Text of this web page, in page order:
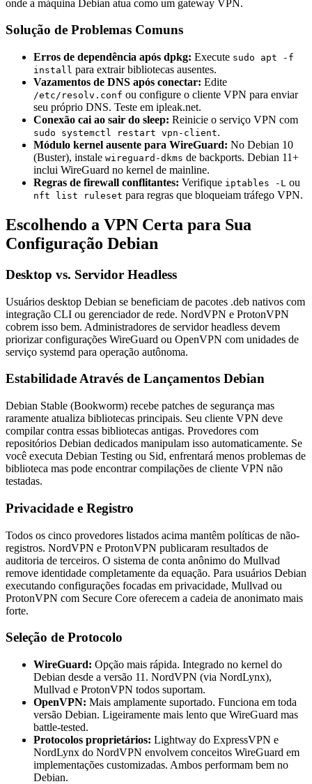
onde a máquina Debian atua como um gateway VPN.
Solução de Problemas Comuns
Erros de dependência após dpkg: Execute sudo apt -f
install para extrair bibliotecas ausentes.
Vazamentos de DNS após conectar: Edite
/etc/resolv.conf ou configure o cliente VPN para enviar
seu próprio DNS. Teste em ipleak.net.
Conexão cai ao sair do sleep: Reinicie o serviço VPN com
sudo systemctl restart vpn-client.
Módulo kernel ausente para WireGuard: No Debian 10
(Buster), instale wireguard-dkms de backports. Debian 11+
inclui WireGuard no kernel de mainline.
Regras de firewall conflitantes: Verifique iptables -L ou
nft list ruleset para regras que bloqueiam tráfego VPN.
Escolhendo a VPN Certa para Sua
Configuração Debian
Desktop vs. Servidor Headless
Usuários desktop Debian se beneficiam de pacotes .deb nativos com
integração CLI ou gerenciador de rede. NordVPN e ProtonVPN
cobrem isso bem. Administradores de servidor headless devem
priorizar configurações WireGuard ou OpenVPN com unidades de
serviço systemd para operação autônoma.
Estabilidade Através de Lançamentos Debian
Debian Stable (Bookworm) recebe patches de segurança mas
raramente atualiza bibliotecas principais. Seu cliente VPN deve
compilar contra essas bibliotecas antigas. Provedores com
repositórios Debian dedicados manipulam isso automaticamente. Se
você executa Debian Testing ou Sid, enfrentará menos problemas de
biblioteca mas pode encontrar compilações de cliente VPN não
testadas.
Privacidade e Registro
Todos os cinco provedores listados acima mantêm políticas de não-
registros. NordVPN e ProtonVPN publicaram resultados de
auditoria de terceiros. O sistema de conta anônimo do Mullvad
remove identidade completamente da equação. Para usuários Debian
executando configurações focadas em privacidade, Mullvad ou
ProtonVPN com Secure Core oferecem a cadeia de anonimato mais
forte.
Seleção de Protocolo
WireGuard: Opção mais rápida. Integrado no kernel do
Debian desde a versão 11. NordVPN (via NordLynx),
Mullvad e ProtonVPN todos suportam.
OpenVPN: Mais amplamente suportado. Funciona em toda
versão Debian. Ligeiramente mais lento que WireGuard mas
battle-tested.
Protocolos proprietários: Lightway do ExpressVPN e
NordLynx do NordVPN envolvem conceitos WireGuard em
implementações customizadas. Ambos performam bem no
Debian.